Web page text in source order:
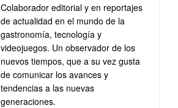
Colaborador editorial y en reportajes
de actualidad en el mundo de la
gastronomía, tecnología y
videojuegos. Un observador de los
nuevos tiempos, que a su vez gusta
de comunicar los avances y
tendencias a las nuevas
generaciones.